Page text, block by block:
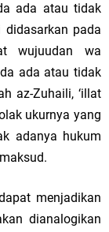
ada atau tidak
didasarkan pada
wujuudan wa
ada atau tidak
az-Zuhaili, ‘illat
ukurnya yang
adanya hukum
menjadikan
dianalogikan